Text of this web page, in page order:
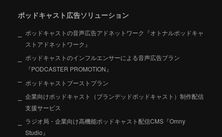
ポッドキャスト広告ソリューション
ポッドキャストの音声広告アドネットワーク『オトナルポッドキャ
ストアドネットワーク』
ポッドキャストのインフルエンサーによる音声広告プラン
『PODCASTER PROMOTION』
ポッドキャストブーストプラン
企業向けポッドキャスト（ブランデッドポッドキャスト）制作配信
支援サービス
ラジオ局・企業向け高機能ポッドキャスト配信CMS『Omny
Studio』